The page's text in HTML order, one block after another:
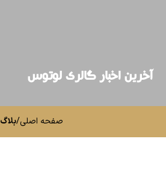
آخرین اخبار گالری لوتوس
صفحه اصلی/بلاگ